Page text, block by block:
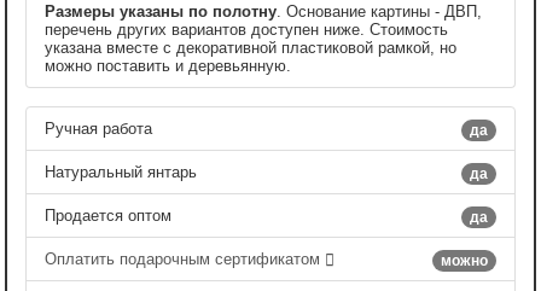
Размеры указаны по полотну . Основание картины - ДВП,
перечень других вариантов доступен ниже. Стоимость
указана вместе с декоративной пластиковой рамкой, но
можно поставить и деревьянную.
да
Ручная работа
да
Натуральный янтарь
да
Продается оптом
можно
Оплатить подарочным сертификатом